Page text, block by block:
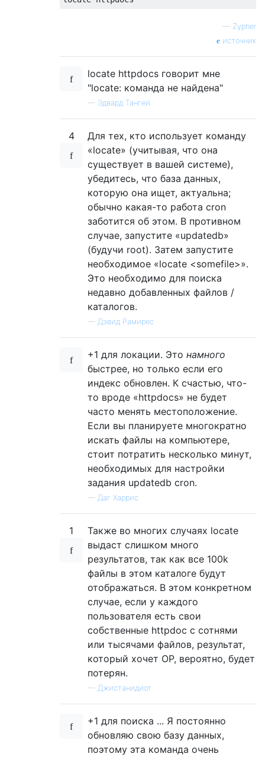
— Zypher
источник
locate httpdocs говорит мне
"locate: команда не найдена"
— Эдвард Тангей
4
Для тех, кто использует команду
«locate» (учитывая, что она
существует в вашей системе),
убедитесь, что база данных,
которую она ищет, актуальна;
обычно какая-то работа cron
заботится об этом. В противном
случае, запустите «updatedb»
(будучи root). Затем запустите
необходимое «locate <somefile>».
Это необходимо для поиска
недавно добавленных файлов /
каталогов.
— Дэвид Рамирес
+1 для локации. Это намного
быстрее, но только если его
индекс обновлен. К счастью, что-
то вроде «httpdocs» не будет
часто менять местоположение.
Если вы планируете многократно
искать файлы на компьютере,
стоит потратить несколько минут,
необходимых для настройки
задания updatedb cron.
— Даг Харрис
1
Также во многих случаях locate
выдаст слишком много
результатов, так как все 100k
файлы в этом каталоге будут
отображаться. В этом конкретном
случае, если у каждого
пользователя есть свои
собственные httpdoc с сотнями
или тысячами файлов, результат,
который хочет OP, вероятно, будет
потерян.
— Джистанидиот
+1 для поиска ... Я постоянно
обновляю свою базу данных,
поэтому эта команда очень